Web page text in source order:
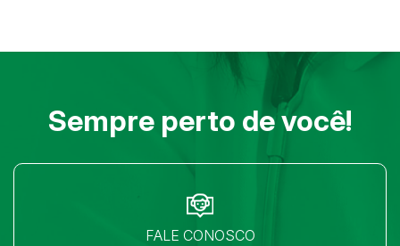
Sempre perto de você!
FALE CONOSCO